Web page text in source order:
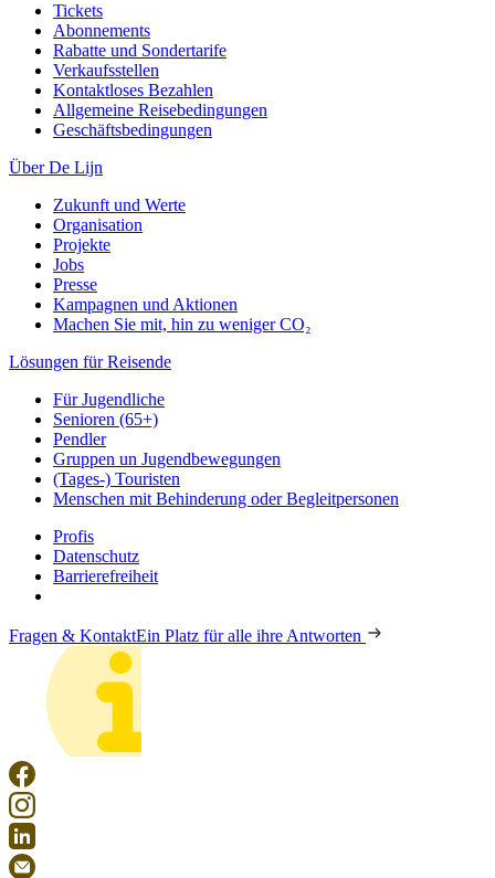
Tickets
Abonnements
Rabatte und Sondertarife
Verkaufsstellen
Kontaktloses Bezahlen
Allgemeine Reisebedingungen
Geschäftsbedingungen
Über De Lijn
Zukunft und Werte
Organisation
Projekte
Jobs
Presse
Kampagnen und Aktionen
Machen Sie mit, hin zu weniger CO₂
Lösungen für Reisende
Für Jugendliche
Senioren (65+)
Pendler
Gruppen un Jugendbewegungen
(Tages-) Touristen
Menschen mit Behinderung oder Begleitpersonen
Profis
Datenschutz
Barrierefreiheit
Fragen & KontaktEin Platz für alle ihre Antworten